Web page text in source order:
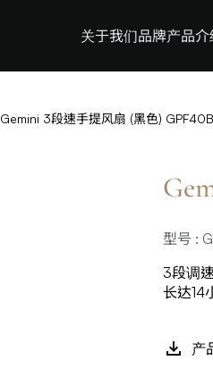
关于我们品牌产品介
Gemini 3段速手提风扇 (黑色)
型号 :
3段调
长达14
产